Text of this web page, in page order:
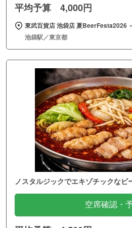
平均予算 4,000円
東武百貨店 池袋店 夏BeerFesta2026
池袋駅／東京都
ノスタルジックでエキゾチックなビ
空席確認・